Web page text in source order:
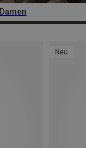
Damen
Neu